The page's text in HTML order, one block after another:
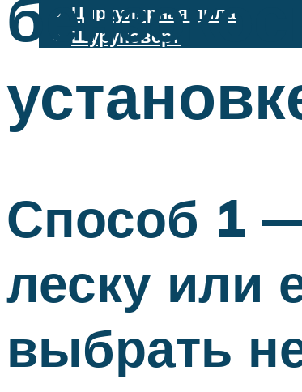
Циркулярная пила
Шуруповерт
Меню
Способ 1
леску или
выбрать